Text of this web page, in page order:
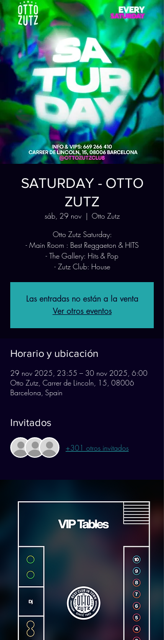
SATURDAY - OTTO
ZUTZ
sáb, 29 nov
  |
Otto Zutz
Otto Zutz Saturday:
- Main Room : Best Reggaeton & HITS
- The Gallery: Hits & Pop
- Zutz Club: House
Las entradas no están a la venta
Ver otros eventos
Horario y ubicación
29 nov 2025, 23:55 – 30 nov 2025, 6:00
Otto Zutz, Carrer de Lincoln, 15, 08006
Barcelona, Spain
Invitados
+301 otros invitados